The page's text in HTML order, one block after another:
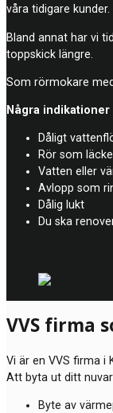
våra tidigare kunder.
Bland annat har vi
toppskick längre.
Som rörmokare
Några
Dåligt
Rör som
Vatten eller
Avlopp som
Dålig lukt
Du ska
VVS firma
Vi är en VVS firma i
Att byta ut ditt
Byte av